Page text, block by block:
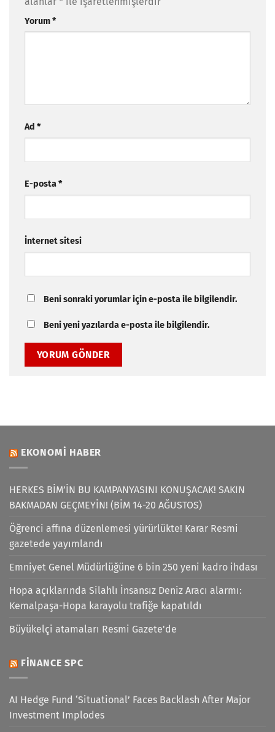
Yorum*
Ad *
E-posta*
İnternet sitesi
Beni sonraki yorumlar için e-posta ile bilgilendir.
Beni yeni yazılarda e-posta ile bilgilendir.
EKONOMI HABER
HERKES BİM’İN BU KAMPANYASINI KONUŞACAK! SAKIN
BAKMADAN GEÇMEYİN! (BİM 14-20 AĞUSTOS)
Öğrenci affına düzenlemesi yürürlükte! Karar Resmi
gazetede yayımlandı
Emniyet Genel Müdürlüğüne 6 bin 250 yeni kadro ihdası
Hopa açıklarında Silahlı İnsansız Deniz Aracı alarmı:
Kemalpaşa-Hopa karayolu trafiğe kapatıldı
Büyükelçi atamaları Resmi Gazete'de
FINANCE SPC
AI Hedge Fund ‘Situational’ Faces Backlash After Major
Investment Implodes